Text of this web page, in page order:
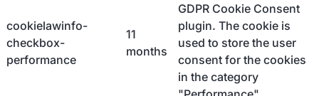
cookielawinfo-
checkbox-
performance
11
months
GDPR Cookie Consent
plugin. The cookie is
used to store the user
consent for the cookies
in the category